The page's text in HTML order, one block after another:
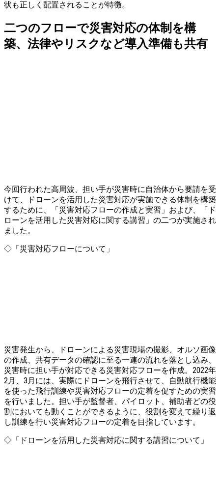
状も正しく配置されることが特徴。
二つのフローで災害対応の体制を構
築、法律やリスクなど導入準備も共有
今回行われた高周波、担い手が災害時に自治体から要請を受
けて、ドローンを活用した災害対応が実施できる体制を構築
するために、「災害対応フローの作成と実習」および、「ド
ローンを活用した災害対応に関する講習」の二つが実施され
ました。
◇「災害対応フローについて」
災害発生から、ドローンによる災害現場の撮影、オルソ画像
の作成、共有データの確認に至る一連の流れを落とし込み、
災害時に担い手が対応できる災害対応フローを作成。2022年
2月、3月には、実際にドローンを飛行させて、自動航行機能
を使った飛行訓練や災害対応フローの定着を促すための実習
を行いました。担い手が監督者、パイロット、補助者どの役
割においても動くことができるように、役割を変えて繰り返
し訓練を行い災害対応フローの定着を目指しています。
◇「ドローンを活用した災害対応に関する講習について」